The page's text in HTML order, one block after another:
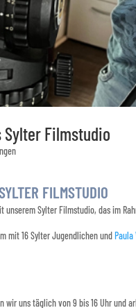
Sylter Filmstudio
FILMSTUDIO
Sylter Filmstudio, das im
mit 16 Sylter Jugendlichen undPaula
wir uns täglich von 9 bis 16 Uhr und